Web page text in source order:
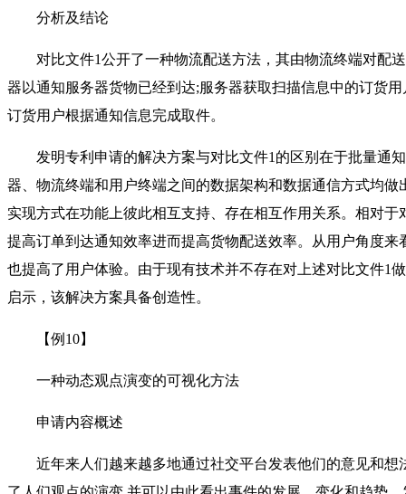
分析及结论
对比文件1公开了一种物流配送方法，其由物流终端对配
器以通知服务器货物已经到达;服务器获取扫描信息中的订货
订货用户根据通知信息完成取件。
发明专利申请的解决方案与对比文件1的区别在于批量通
器、物流终端和用户终端之间的数据架构和数据通信方式均
实现方式在功能上彼此相互支持、存在相互作用关系。相对
提高订单到达通知效率进而提高货物配送效率。从用户角度
也提高了用户体验。由于现有技术并不存在对上述对比文件1
启示，该解决方案具备创造性。
【例10】
一种动态观点演变的可视化方法
申请内容概述
近年来人们越来越多地通过社交平台发表他们的意见和想